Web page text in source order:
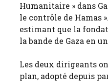
Humanitaire » dans
le contrôle de Hamas
estimant que la
la bande de Gaza en
Les deux dirigeants
plan, adopté depuis